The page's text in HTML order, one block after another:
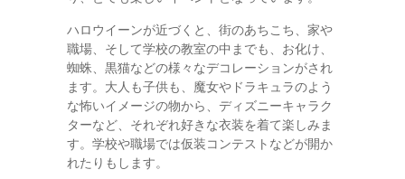
ハロウイーンが近づくと、街のあちこち、家や
職場、そして学校の教室の中までも、お化け、
蜘蛛、黒猫などの様々なデコレーションがされ
ます。大人も子供も、魔女やドラキュラのよう
な怖いイメージの物から、ディズニーキャラク
ターなど、それぞれ好きな衣装を着て楽しみま
す。学校や職場では仮装コンテストなどが開か
れたりもします。